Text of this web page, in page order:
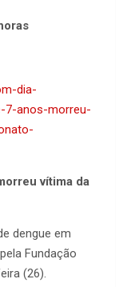
dia-
7-anos-morreu-
vítima da
dengue em
Fundação
(26).